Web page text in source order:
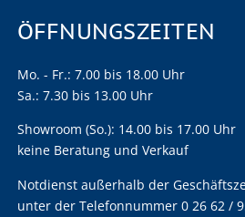
ÖFFNUNGSZEITEN
Mo. - Fr.: 7.00 bis 18.00 Uhr
Sa.: 7.30 bis 13.00 Uhr
Showroom (So.): 14.00 bis 17.00 Uhr
keine Beratung und Verkauf
Notdienst außerhalb der
unter der Telefonnummer 0 26 62 /